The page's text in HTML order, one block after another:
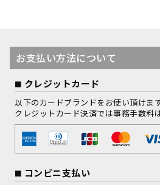
お支払い方法について
クレジットカード
以下のカードブランドをお使い頂けます
クレジットカード決済では事務手数料
コンビニ支払い